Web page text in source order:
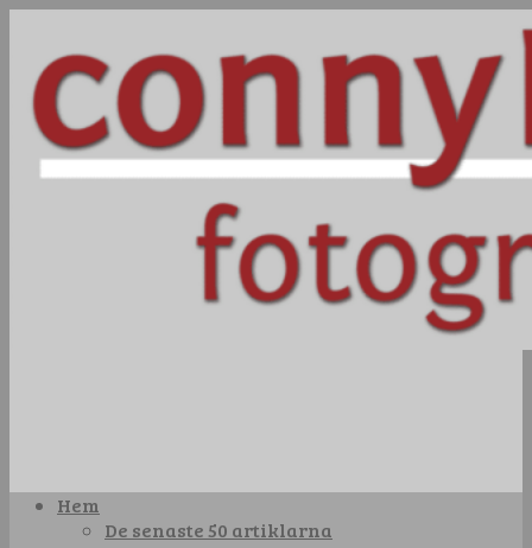
Hem
De senaste 50 artiklarna